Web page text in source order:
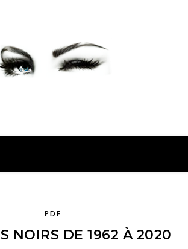
PDF
NOIRS DE 1962 À 2020